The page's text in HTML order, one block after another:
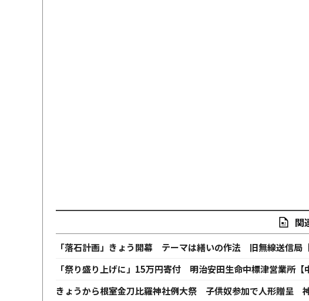
関
「落石計画」きょう開幕 テーマは繕いの作法 旧無線送信局【
「祭り盛り上げに」15万円寄付 明治安田生命中標津営業所【
きょうから根室金刀比羅神社例大祭 子供奴参加で人形贈呈 神